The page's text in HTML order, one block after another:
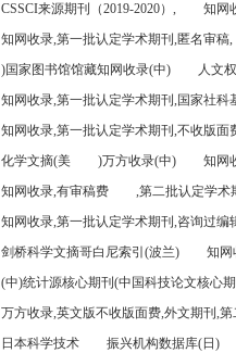
CSSCI来源期刊（2019-2020）,
知网
知网收录,第一批认定学术期刊,匿名审稿,
)国家图书馆馆藏知网收录(中)
人文
知网收录,第一批认定学术期刊,国家社科
知网收录,第一批认定学术期刊,不收版面
化学文摘(美
)万方收录(中) 知网
知网收录,有审稿费
,第二批认定学术
知网收录,第一批认定学术期刊,咨询过编
剑桥科学文摘哥白尼索引(波兰)
知网
(中)统计源核心期刊(中国科技论文核心
万方收录,英文版不收版面费,外文期刊,
日本科学技术
振兴机构数据库(日)